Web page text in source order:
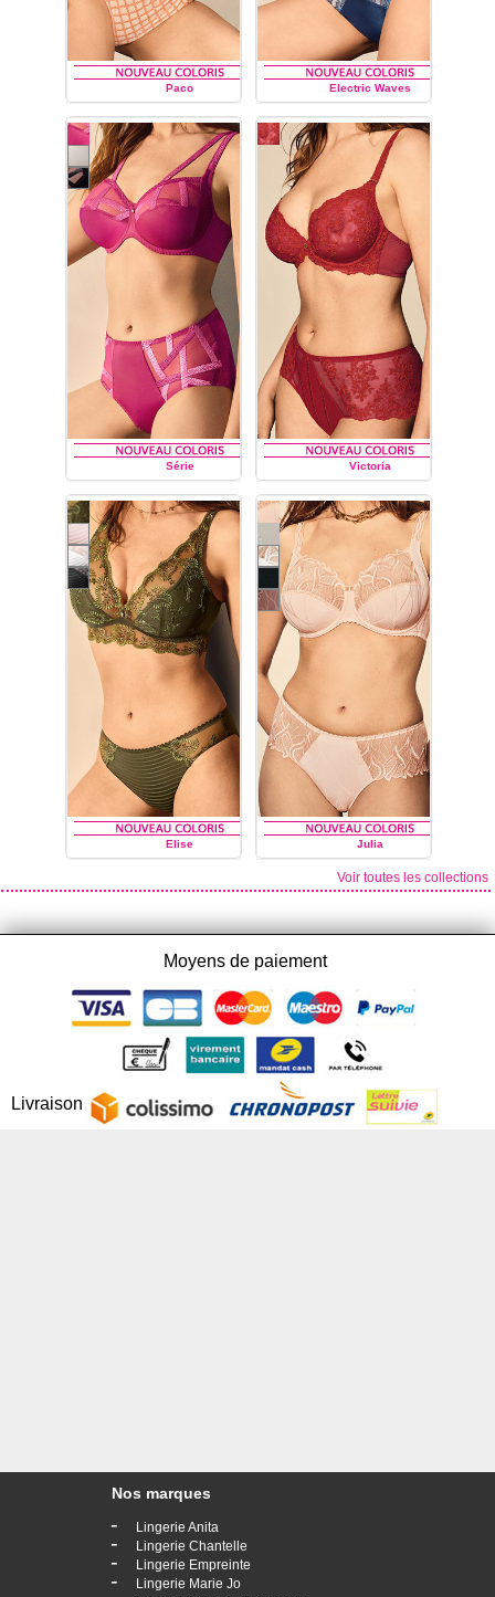
Paco
LOUISA BRACQ
Electric Waves
LOUISA BRACQ
Série
LOUISA BRACQ
Victoria
LOUISA BRACQ
Elise Julia
LOUISA BRACQ
Voir toutes les collections
Moyens de paiement
Livraison
Nos marques
- Lingerie Anita
- Lingerie Chantelle
- Lingerie Empreinte
- Lingerie Marie Jo